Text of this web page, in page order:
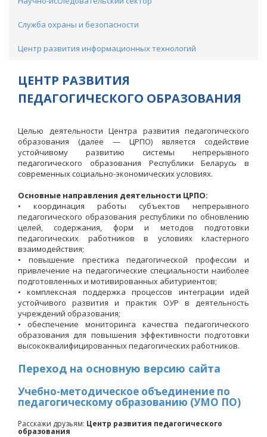
Служба охраны и безопасности
Центр развития информационных технологий
ЦЕНТР РАЗВИТИЯ
ПЕДАГОГИЧЕСКОГО ОБРАЗОВАНИЯ
Целью деятельности Центра развития педагогического
образования (далее — ЦРПО) является содействие
устойчивому развитию системы непрерывного
педагогического образования Республики Беларусь в
современных социально-экономических условиях.
Основные направления деятельности ЦРПО:
• координация работы субъектов непрерывного
педагогического образования республики по обновлению
целей, содержания, форм и методов подготовки
педагогических работников в условиях кластерного
взаимодействия;
• повышение престижа педагогической профессии и
привлечение на педагогические специальности наиболее
подготовленных и мотивированных абитуриентов;
• комплексная поддержка процессов интеграции идей
устойчивого развития и практик ОУР в деятельность
учреждений образования;
• обеспечение мониторинга качества педагогического
образования для повышения эффективности подготовки
высококвалифицированных педагогических работников.
Переход на основную версию сайта
Учебно-методическое объединение по
педагогическому образованию (УМО ПО)
Расскажи друзьям: Центр развития педагогического
образования